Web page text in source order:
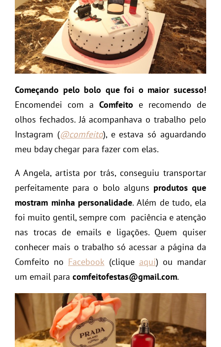
Começando pelo bolo que foi o maior sucesso!
Encomendei com a Comfeito e recomendo de
olhos fechados. Já acompanhava o trabalho pelo
Instagram (@comfeito), e estava só aguardando
meu bday chegar para fazer com elas.
A Angela, artista por trás, conseguiu transportar
perfeitamente para o bolo alguns produtos que
mostram minha personalidade. Além de tudo, ela
foi muito gentil, sempre com paciência e atenção
nas trocas de emails e ligações. Quem quiser
conhecer mais o trabalho só acessar a página da
Comfeito no Facebook (clique aqui) ou mandar
um email para comfeitofestas@gmail.com.